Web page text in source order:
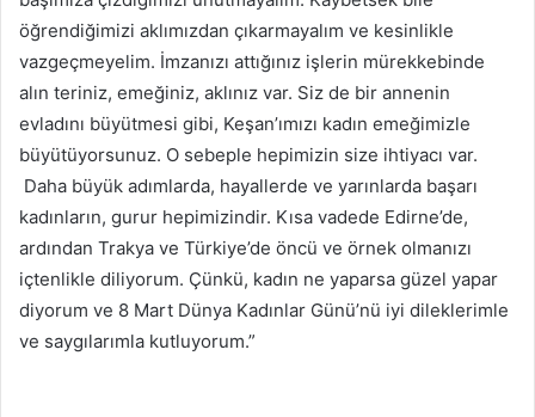
öğrendiğimizi aklımızdan çıkarmayalım ve kesinlikle
vazgeçmeyelim. İmzanızı attığınız işlerin mürekkebinde
alın teriniz, emeğiniz, aklınız var. Siz de bir annenin
evladını büyütmesi gibi, Keşan’ımızı kadın emeğimizle
büyütüyorsunuz. O sebeple hepimizin size ihtiyacı var.
Daha büyük adımlarda, hayallerde ve yarınlarda başarı
kadınların, gurur hepimizindir. Kısa vadede Edirne’de,
ardından Trakya ve Türkiye’de öncü ve örnek olmanızı
içtenlikle diliyorum. Çünkü, kadın ne yaparsa güzel yapar
diyorum ve 8 Mart Dünya Kadınlar Günü’nü iyi dileklerimle
ve saygılarımla kutluyorum.”